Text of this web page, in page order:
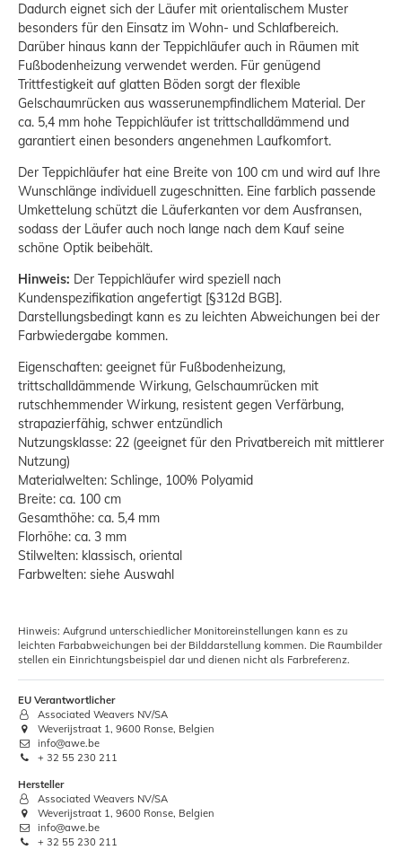
Dadurch eignet sich der Läufer mit orientalischem Muster
besonders für den Einsatz im Wohn- und Schlafbereich.
Darüber hinaus kann der Teppichläufer auch in Räumen mit
Fußbodenheizung verwendet werden. Für genügend
Trittfestigkeit auf glatten Böden sorgt der flexible
Gelschaumrücken aus wasserunempfindlichem Material. Der
ca. 5,4 mm hohe Teppichläufer ist trittschalldämmend und
garantiert einen besonders angenehmen Laufkomfort.
Der Teppichläufer hat eine Breite von 100 cm und wird auf Ihre
Wunschlänge individuell zugeschnitten. Eine farblich passende
Umkettelung schützt die Läuferkanten vor dem Ausfransen,
sodass der Läufer auch noch lange nach dem Kauf seine
schöne Optik beibehält.
Hinweis: Der Teppichläufer wird speziell nach
Kundenspezifikation angefertigt [§312d BGB].
Darstellungsbedingt kann es zu leichten Abweichungen bei der
Farbwiedergabe kommen.
Eigenschaften: geeignet für Fußbodenheizung,
trittschalldämmende Wirkung, Gelschaumrücken mit
rutschhemmender Wirkung, resistent gegen Verfärbung,
strapazierfähig, schwer entzündlich
Nutzungsklasse: 22 (geeignet für den Privatbereich mit mittlerer
Nutzung)
Materialwelten: Schlinge, 100% Polyamid
Breite: ca. 100 cm
Gesamthöhe: ca. 5,4 mm
Florhöhe: ca. 3 mm
Stilwelten: klassisch, oriental
Farbwelten: siehe Auswahl
Hinweis: Aufgrund unterschiedlicher Monitoreinstellungen kann es zu
leichten Farbabweichungen bei der Bilddarstellung kommen. Die Raumbilder
stellen ein Einrichtungsbeispiel dar und dienen nicht als Farbreferenz.
EU Verantwortlicher
Associated Weavers NV/SA
Weverijstraat 1, 9600 Ronse, Belgien
info@awe.be
+ 32 55 230 211
Hersteller
Associated Weavers NV/SA
Weverijstraat 1, 9600 Ronse, Belgien
info@awe.be
+ 32 55 230 211